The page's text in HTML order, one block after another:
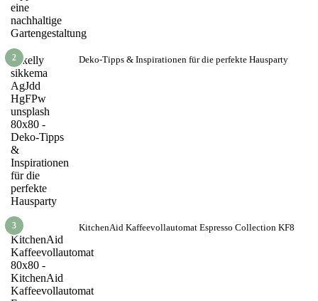
2 Deko-Tipps & Inspirationen für die perfekte Hausparty
3 KitchenAid Kaffeevollautomat Espresso Collection KF8